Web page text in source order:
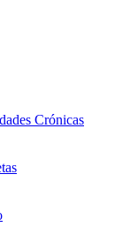
Crónicas